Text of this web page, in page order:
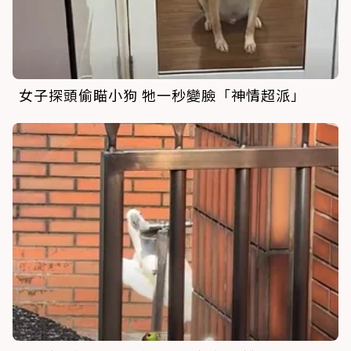
女子探頭偷瞄小狗 牠一秒變臉「神情超派」